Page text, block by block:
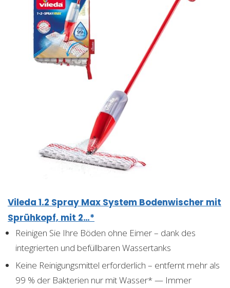
Vileda 1.2 Spray Max System Bodenwischer mit
Sprühkopf, mit 2…*
Reinigen Sie Ihre Böden ohne Eimer – dank des
integrierten und befüllbaren Wassertanks
Keine Reinigungsmittel erforderlich – entfernt mehr als
99 % der Bakterien nur mit Wasser* — Immer